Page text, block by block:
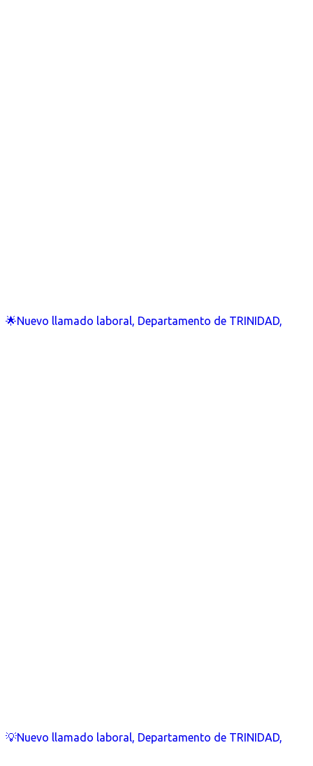
🌟Nuevo llamado laboral, Departamento de TRINIDAD,
💡Nuevo llamado laboral, Departamento de TRINIDAD,